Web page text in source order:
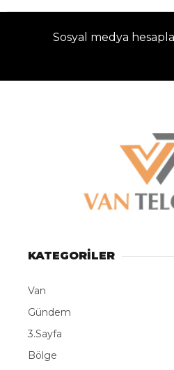
Sosyal medya
KATEGORİLER
Van
Gündem
3.Sayfa
Bölge